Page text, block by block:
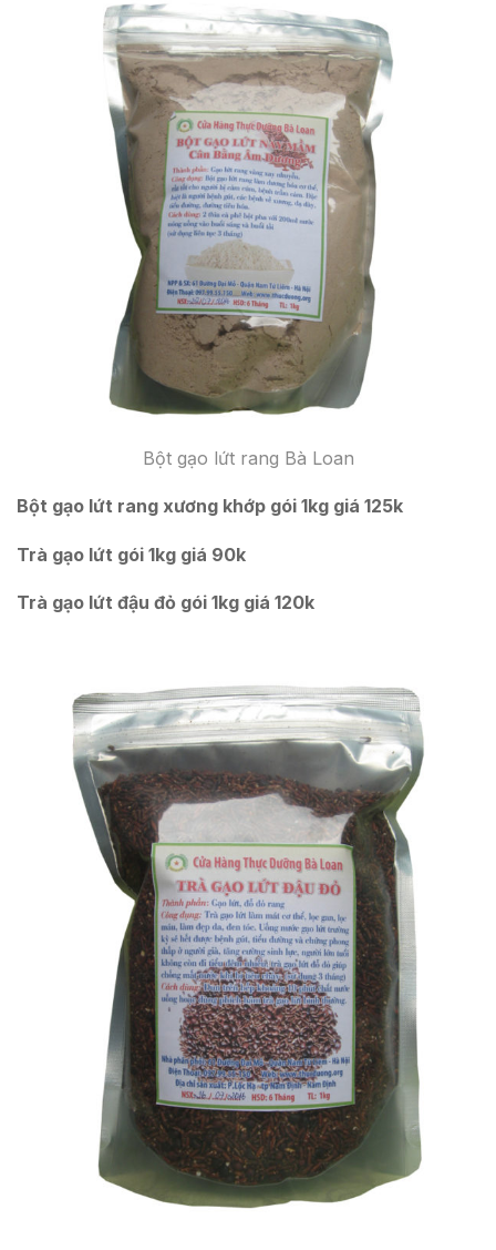
Bột gạo lứt rang Bà Loan
Bột gạo lứt rang xương khớp gói 1kg giá 125k
Trà gạo lứt gói 1kg giá 90k
Trà gạo lứt đậu đỏ gói 1kg giá 120k